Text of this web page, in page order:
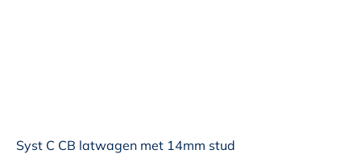
Syst C CB latwagen met 14mm stud